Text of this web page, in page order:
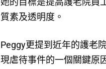
質素及透明度。
Peggy更提到近年的護老
現虐待事件的一個關鍵原